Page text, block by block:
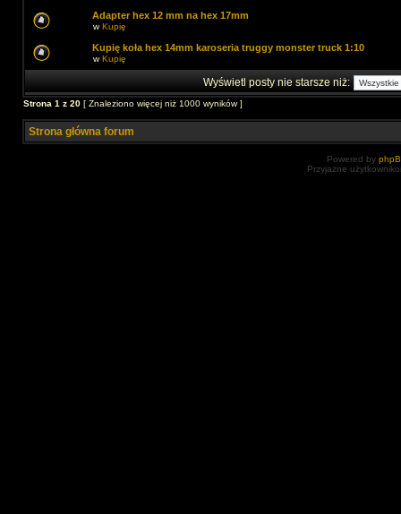
Adapter hex 12 mm na hex 17mm
wKupię
Kupię koła hex 14mm karoseria truggy monster truck 1:10
wKupię
Wyświetl posty nie starsze niż:
Strona 1 z 20 [ Znaleziono więcej niż 1000 wyników ]
Strona główna forum
Powered by
Przyjazne